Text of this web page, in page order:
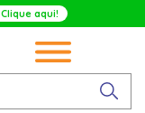
Clique aqui!